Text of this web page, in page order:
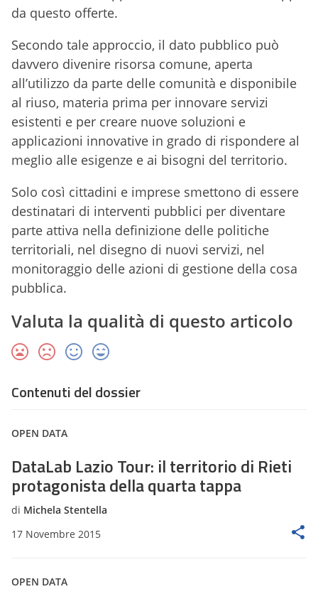
da questo offerte.
Secondo tale approccio, il dato pubblico può
davvero divenire risorsa comune, aperta
all’utilizzo da parte delle comunità e disponibile
al riuso, materia prima per innovare servizi
esistenti e per creare nuove soluzioni e
applicazioni innovative in grado di rispondere al
meglio alle esigenze e ai bisogni del territorio.
Solo così cittadini e imprese smettono di essere
destinatari di interventi pubblici per diventare
parte attiva nella definizione delle politiche
territoriali, nel disegno di nuovi servizi, nel
monitoraggio delle azioni di gestione della cosa
pubblica.
Valuta la qualità di questo articolo
Contenuti del dossier
OPEN DATA
DataLab Lazio Tour: il territorio di Rieti
protagonista della quarta tappa
di Michela Stentella
17 Novembre 2015
OPEN DATA